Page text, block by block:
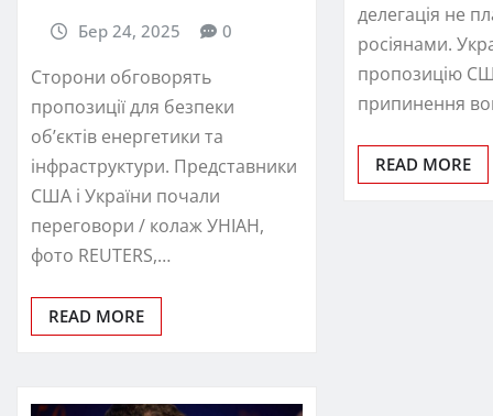
Бер 24, 2025 0
Сторони обговорять
пропозиції для безпеки
обʼєктів енергетики та
інфраструктури. Представники
США і України почали
переговори / колаж УНІАН,
фото REUTERS,…
READ MORE
делегація не
росіянами.
пропозицію
припинення
READ MORE